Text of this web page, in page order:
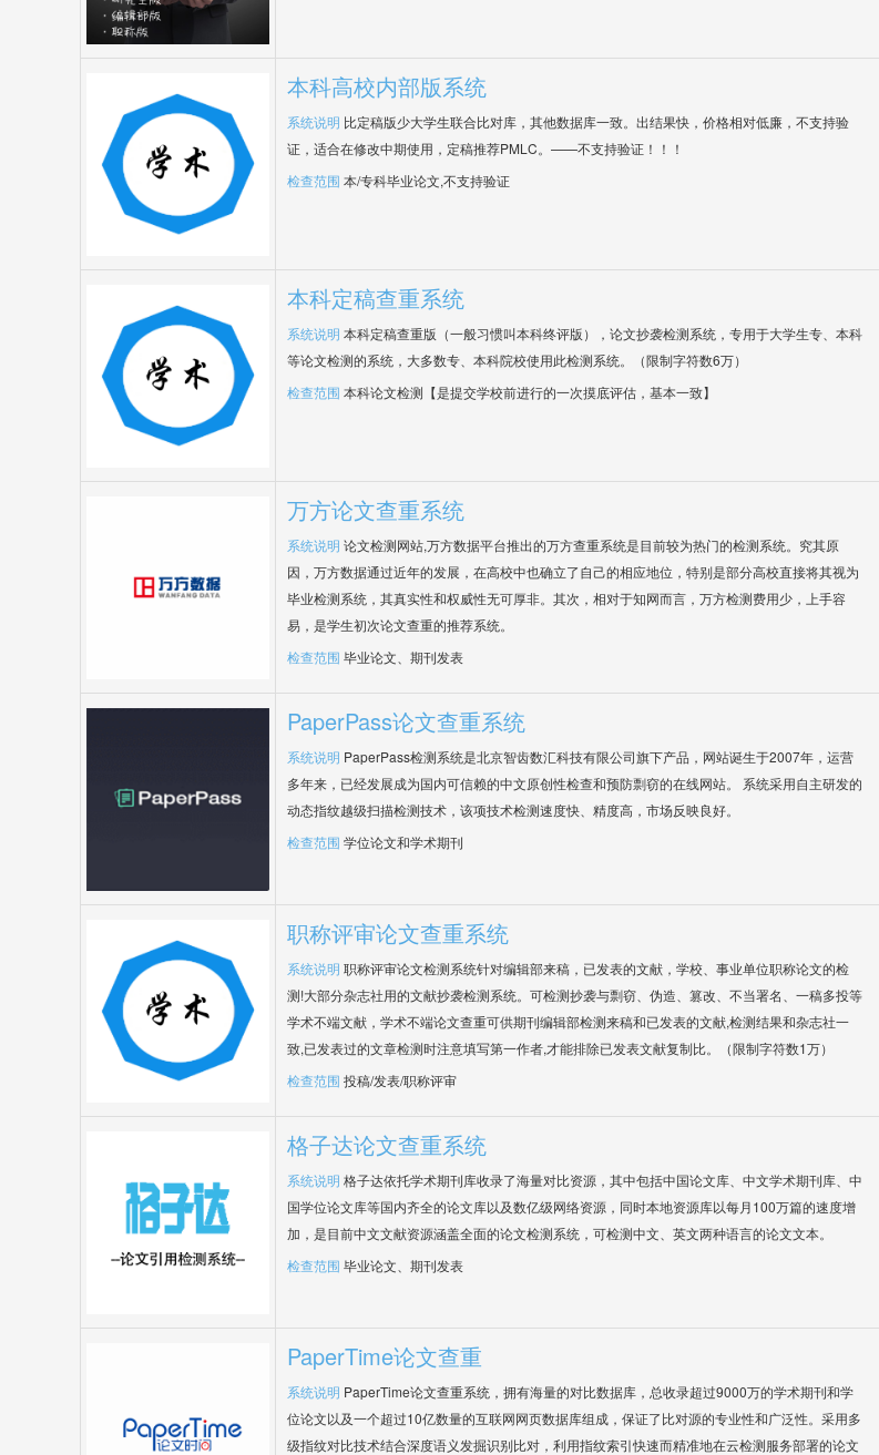
本科高校内部版系统
系统说明 比定稿版少大学生联合比对库，其他数据库一致。出结果快，价格相对低廉，不支持验
证，适合在修改中期使用，定稿推荐PMLC。——不支持验证！！！
检查范围 本/专科毕业论文,不支持验证
本科定稿查重系统
系统说明 本科定稿查重版（一般习惯叫本科终评版），论文抄袭检测系统，专用于大学生专、本科
等论文检测的系统，大多数专、本科院校使用此检测系统。（限制字符数6万）
检查范围 本科论文检测【是提交学校前进行的一次摸底评估，基本一致】
万方论文查重系统
系统说明 论文检测网站,万方数据平台推出的万方查重系统是目前较为热门的检测系统。究其原
因，万方数据通过近年的发展，在高校中也确立了自己的相应地位，特别是部分高校直接将其视为
毕业检测系统，其真实性和权威性无可厚非。其次，相对于知网而言，万方检测费用少，上手容
易，是学生初次论文查重的推荐系统。
检查范围 毕业论文、期刊发表
PaperPass论文查重系统
系统说明 PaperPass检测系统是北京智齿数汇科技有限公司旗下产品，网站诞生于2007年，运营
多年来，已经发展成为国内可信赖的中文原创性检查和预防剽窃的在线网站。 系统采用自主研发的
动态指纹越级扫描检测技术，该项技术检测速度快、精度高，市场反映良好。
检查范围 学位论文和学术期刊
职称评审论文查重系统
系统说明 职称评审论文检测系统针对编辑部来稿，已发表的文献，学校、事业单位职称论文的检
测!大部分杂志社用的文献抄袭检测系统。可检测抄袭与剽窃、伪造、篡改、不当署名、一稿多投等
学术不端文献，学术不端论文查重可供期刊编辑部检测来稿和已发表的文献,检测结果和杂志社一
致,已发表过的文章检测时注意填写第一作者,才能排除已发表文献复制比。（限制字符数1万）
检查范围 投稿/发表/职称评审
格子达论文查重系统
系统说明 格子达依托学术期刊库收录了海量对比资源，其中包括中国论文库、中文学术期刊库、中
国学位论文库等国内齐全的论文库以及数亿级网络资源，同时本地资源库以每月100万篇的速度增
加，是目前中文文献资源涵盖全面的论文检测系统，可检测中文、英文两种语言的论文文本。
检查范围 毕业论文、期刊发表
PaperTime论文查重
系统说明 PaperTime论文查重系统，拥有海量的对比数据库，总收录超过9000万的学术期刊和学
位论文以及一个超过10亿数量的互联网网页数据库组成，保证了比对源的专业性和广泛性。采用多
级指纹对比技术结合深度语义发掘识别比对，利用指纹索引快速而精准地在云检测服务部署的论文